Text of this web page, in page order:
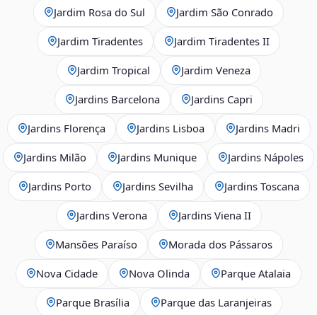
Jardim Rosa do Sul Jardim São Conrado
Jardim Tiradentes Jardim Tiradentes II
Jardim Tropical Jardim Veneza
Jardins Barcelona Jardins Capri
Jardins Florença Jardins Lisboa Jardins Madri
Jardins Milão Jardins Munique Jardins Nápoles
Jardins Porto Jardins Sevilha Jardins Toscana
Jardins Verona Jardins Viena II
Mansões Paraíso Morada dos Pássaros
Nova Cidade Nova Olinda Parque Atalaia
Parque Brasília Parque das Laranjeiras